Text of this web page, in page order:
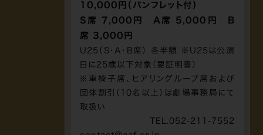
10,000円（パンフレット付）
S席 7,000円 A席 5,000円 B
席 3,000円
U25（S・A・B席） 各半額 ※U25は公演
日に25歳以下対象（要証明書）
※車椅子席、ヒアリングループ席および
団体割引（10名以上）は劇場事務局にて
取扱い
TEL.052-211-7552